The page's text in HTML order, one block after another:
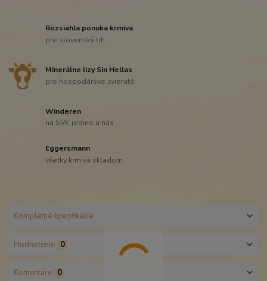
Rozsiahla ponuka krmiva
pre slovenský trh
Minerálne lizy Sin Hellas
pre hospodárske zvieratá
Winderen
na SVK jedine u nás
Eggersmann
všetky krmivá skladom
Kompletné špecifikácie
Hodnotenie 0
Komentáre 0